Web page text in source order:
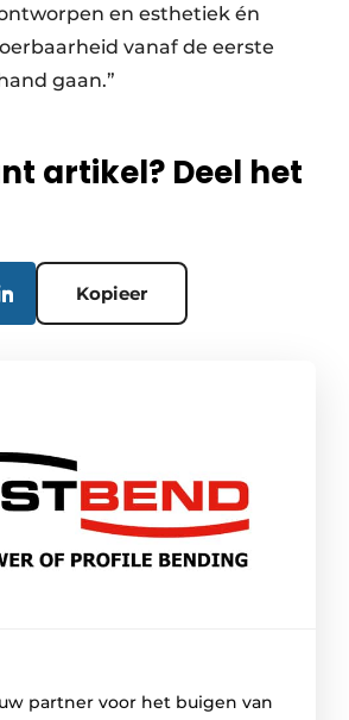
en esthetiek én
vanaf de eerste
gaan.”
artikel? Deel het
Kopieer
partner voor het buigen van